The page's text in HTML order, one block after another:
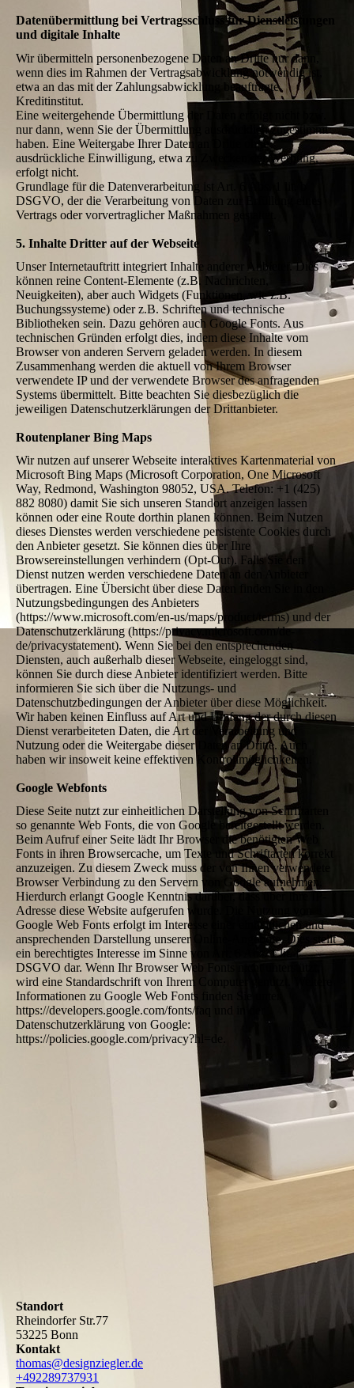
Datenübermittlung bei Vertragsschluss für Dienstleistungen
und digitale Inhalte
Wir übermitteln personenbezogene Daten an Dritte nur dann,
wenn dies im Rahmen der Vertragsabwicklung notwendig ist,
etwa an das mit der Zahlungsabwicklung beauftragte
Kreditinstitut.
Eine weitergehende Übermittlung der Daten erfolgt nicht bzw.
nur dann, wenn Sie der Übermittlung ausdrücklich zugestimmt
haben. Eine Weitergabe Ihrer Daten an Dritte ohne
ausdrückliche Einwilligung, etwa zu Zwecken der Werbung,
erfolgt nicht.
Grundlage für die Datenverarbeitung ist Art. 6 Abs. 1 lit. b
DSGVO, der die Verarbeitung von Daten zur Erfüllung eines
Vertrags oder vorvertraglicher Maßnahmen gestattet.
5. Inhalte Dritter auf der Webseite
Unser Internetauftritt integriert Inhalte anderer Anbieter. Dies
können reine Content-Elemente (z.B. Nachrichten,
Neuigkeiten), aber auch Widgets (Funktionen, wie z.B.
Buchungssysteme) oder z.B. Schriften und technische
Bibliotheken sein. Dazu gehören auch Google Fonts. Aus
technischen Gründen erfolgt dies, indem diese Inhalte vom
Browser von anderen Servern geladen werden. In diesem
Zusammenhang werden die aktuell von Ihrem Browser
verwendete IP und der verwendete Browser des anfragenden
Systems übermittelt. Bitte beachten Sie diesbezüglich die
jeweiligen Datenschutzerklärungen der Drittanbieter.
Routenplaner Bing Maps
Wir nutzen auf unserer Webseite interaktives Kartenmaterial von
Microsoft Bing Maps (Microsoft Corporation, One Microsoft
Way, Redmond, Washington 98052, USA. Telefon: +1 (425)
882 8080) damit Sie sich unseren Standort anzeigen lassen
können oder eine Route dorthin planen können. Beim Nutzen
dieses Dienstes werden verschiedene persistente Cookies durch
den Anbieter gesetzt. Sie können dies über Ihre
Browsereinstellungen verhindern (Opt-Out). Falls Sie den
Dienst nutzen werden verschiedene Daten an den Anbieter
übertragen. Eine Übersicht über diese Daten finden Sie in den
Nutzungsbedingungen des Anbieters
(https://www.microsoft.com/en-us/maps/product/terms) und der
Datenschutzerklärung (https://privacy.microsoft.com/de-
de/privacystatement). Wenn Sie bei den entsprechenden
Diensten, auch außerhalb dieser Webseite, eingeloggt sind,
können Sie durch diese Anbieter identifiziert werden. Bitte
informieren Sie sich über die Nutzungs- und
Datenschutzbedingungen der Anbieter über diese Möglichkeit.
Wir haben keinen Einfluss auf Art und Umfang der durch diesen
Dienst verarbeiteten Daten, die Art der Verarbeitung und
Nutzung oder die Weitergabe dieser Daten an Dritte. Auch
haben wir insoweit keine effektiven Kontrollmöglichkeiten.
Google Webfonts
Diese Seite nutzt zur einheitlichen Darstellung von Schriftarten
so genannte Web Fonts, die von Google bereitgestellt werden.
Beim Aufruf einer Seite lädt Ihr Browser die benötigten Web
Fonts in ihren Browsercache, um Texte und Schriftarten korrekt
anzuzeigen. Zu diesem Zweck muss der von Ihnen verwendete
Browser Verbindung zu den Servern von Google aufnehmen.
Hierdurch erlangt Google Kenntnis darüber, dass über Ihre IP-
Adresse diese Website aufgerufen wurde. Die Nutzung von
Google Web Fonts erfolgt im Interesse einer einheitlichen und
ansprechenden Darstellung unserer Online-Angebote. Dies stellt
ein berechtigtes Interesse im Sinne von Art. 6 Abs. 1 lit. f
DSGVO dar. Wenn Ihr Browser Web Fonts nicht unterstützt,
wird eine Standardschrift von Ihrem Computer genutzt. Weitere
Informationen zu Google Web Fonts finden Sie unter
https://developers.google.com/fonts/faq und in der
Datenschutzerklärung von Google:
https://policies.google.com/privacy?hl=de.
Standort
Rheindorfer Str.77
53225 Bonn
Kontakt
thomas@designziegler.de
+492289737931